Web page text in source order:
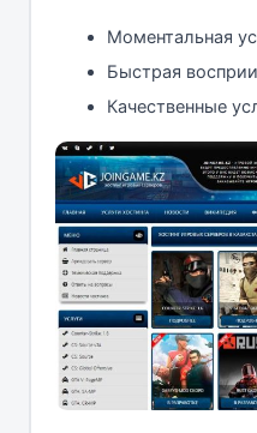
Моментальная
Быстрая
Качественные